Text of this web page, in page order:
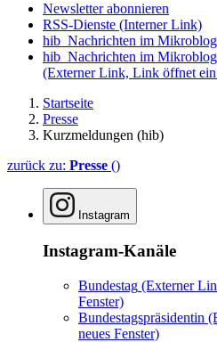
Newsletter abonnieren
RSS-Dienste (Interner Link)
hib_Nachrichten im
hib_Nachrichten im
(Externer Link, Link öffnet ein
Startseite
Presse
Kurzmeldungen (hib)
zurück zu: Presse ()
Instagram
Instagram-Kanäle
Bundestag (Externer
Fenster)
Bundestagspräsidentin
neues Fenster)